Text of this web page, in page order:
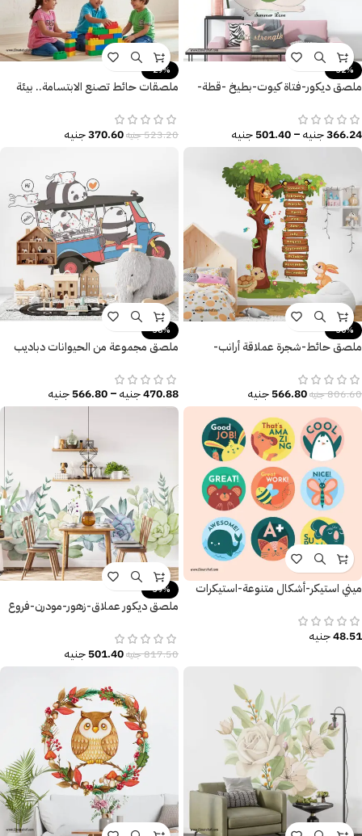
-32%
ملصق ديكور-فتاة كيوت-بطيخ -قطة-
366.24جنيه–
501.40جنيه
-29%
ملصقات حائط تصنع الابتسامة.. بيئة
523.20جنيه370.60جنيه
-30%
ملصق حائط-شجرة عملاقة أرانب-
806.60جنيه566.80جنيه
-38%
ملصق مجموعة من الحيوانات دباديب
470.88جنيه–
566.80جنيه
ميني استيكر-أشكال متنوعة-استيكرات
48.51جنيه
-39%
ملصق ديكور عملاق-زهور-مودرن-فروع
817.50جنيه501.40جنيه